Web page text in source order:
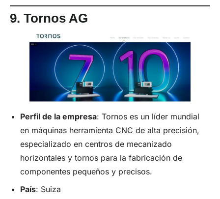
9. Tornos AG
Perfil de la empresa: Tornos es un líder mundial
en máquinas herramienta CNC de alta precisión,
especializado en centros de mecanizado
horizontales y tornos para la fabricación de
componentes pequeños y precisos.
País: Suiza